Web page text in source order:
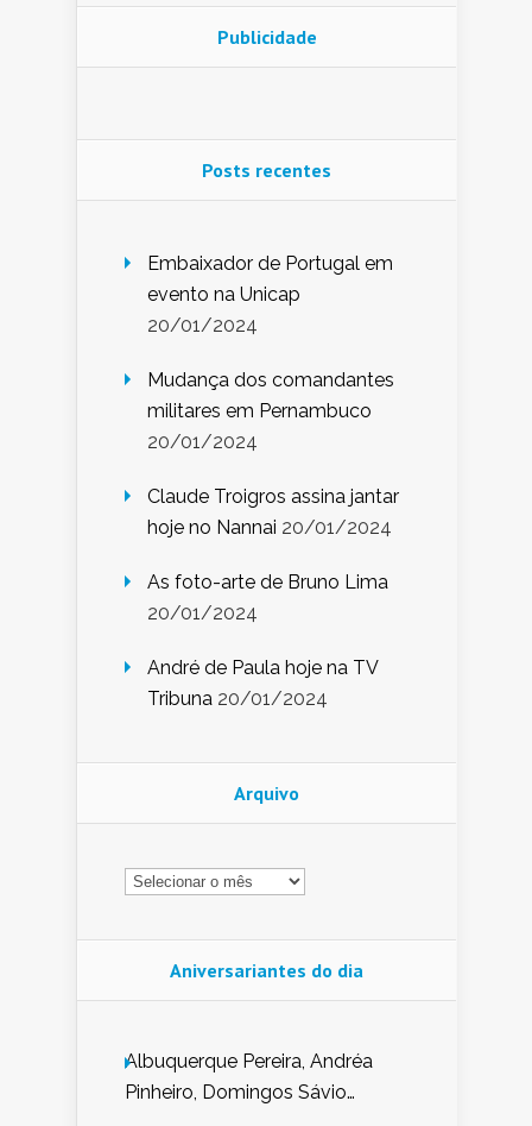
Publicidade
Posts recentes
Embaixador de Portugal em
evento na Unicap
20/01/2024
Mudança dos comandantes
militares em Pernambuco
20/01/2024
Claude Troigros assina jantar
hoje no Nannai 20/01/2024
As foto-arte de Bruno Lima
20/01/2024
André de Paula hoje na TV
Tribuna 20/01/2024
Arquivo
Arquivo
Aniversariantes do dia
Albuquerque Pereira, Andréa
Pinheiro, Domingos Sávio